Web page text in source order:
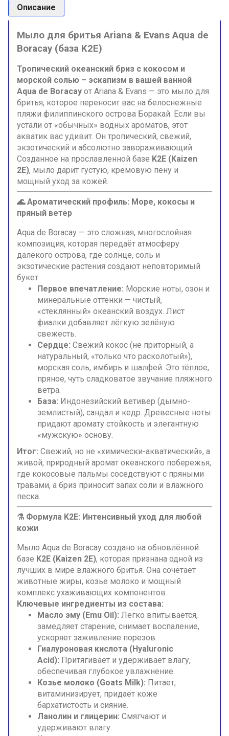
Описание
Мыло для бритья Ariana & Evans Aqua de
Boracay (база K2E)
Тропический океанский бриз с кокосом и
морской солью – эскапизм в вашей ванной
Aqua de Boracay от Ariana & Evans — это мыло для
бритья, которое переносит вас на белоснежные
пляжи филиппинского острова Боракай. Если вы
устали от «обычных» водных ароматов, этот
акватик вас удивит. Он тропический, свежий,
экзотический и абсолютно завораживающий.
Созданное на прославленной базе K2E (Kaizen
2E), мыло дарит густую, кремовую пену и
мощный уход за кожей.
🌊 Ароматический профиль: Море, кокосы и
пряный ветер
Aqua de Boracay — это сложная, многослойная
композиция, которая передаёт атмосферу
далёкого острова, где солнце, соль и
экзотические растения создают неповторимый
букет.
Первое впечатление: Морские ноты, озон и
минеральные оттенки — чистый,
«стеклянный» океанский воздух. Лист
фиалки добавляет лёгкую зелёную
свежесть.
Сердце: Свежий кокос (не приторный, а
натуральный, «только что расколотый»),
морская соль, имбирь и шалфей. Это тёплое,
пряное, чуть сладковатое звучание пляжного
ветра.
База: Индонезийский ветивер (дымно-
землистый), сандал и кедр. Древесные ноты
придают аромату стойкость и элегантную
«мужскую» основу.
Итог: Свежий, но не «химически-акватический», а
живой, природный аромат океанского побережья,
где кокосовые пальмы соседствуют с пряными
травами, а бриз приносит запах соли и влажного
песка.
⚗️ Формула K2E: Интенсивный уход для любой
кожи
Мыло Aqua de Boracay создано на обновлённой
базе K2E (Kaizen 2E), которая признана одной из
лучших в мире влажного бритья. Она сочетает
животные жиры, козье молоко и мощный
комплекс ухаживающих компонентов.
Ключевые ингредиенты из состава:
Масло эму (Emu Oil): Легко впитывается,
замедляет старение, снимает воспаление,
ускоряет заживление порезов.
Гиалуроновая кислота (Hyaluronic
Acid): Притягивает и удерживает влагу,
обеспечивая глубокое увлажнение.
Козье молоко (Goats Milk): Питает,
витаминизирует, придаёт коже
бархатистость и сияние.
Ланолин и глицерин: Смягчают и
удерживают влагу.